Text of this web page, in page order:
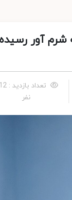
آور رسیده
تعداد بازدید : 912
نفر